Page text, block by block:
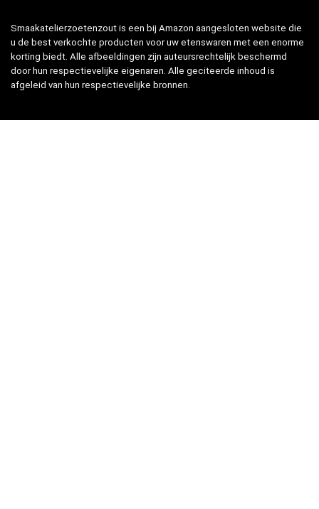
Smaakatelierzoetenzout is een bij Amazon aangesloten website die
u de best verkochte producten voor uw etenswaren met een enorme
korting biedt. Alle afbeeldingen zijn auteursrechtelijk beschermd
door hun respectievelijke eigenaren. Alle geciteerde inhoud is
afgeleid van hun respectievelijke bronnen.